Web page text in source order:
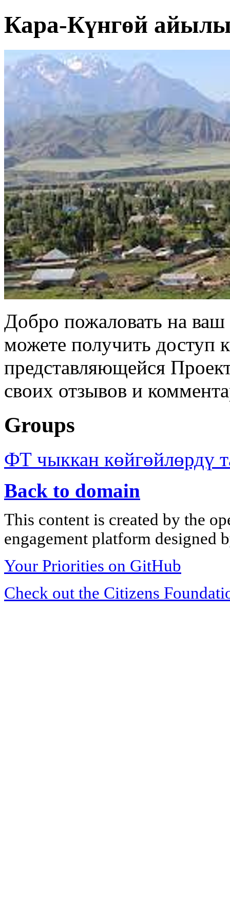
Кара-Күнгөй
Добро пожаловать на
можете получить доступ
представляющейся
своих отзывов и
Groups
ФТ чыккан көйгөйлөрдү
Back to domain
This content is created by the
engagement platform designed
Your Priorities on GitHub
Check out the Citizens